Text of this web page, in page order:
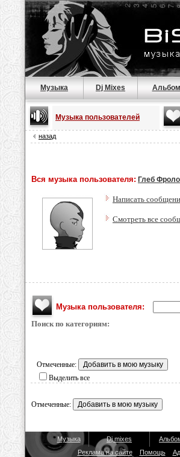
Музыка Dj Mixes
Музыка пользователей
назад
Вся музыка пользователя: Глеб
Написать
Смотреть все
Музыка пользователя:
Поиск по категориям:
Отмеченные:
Выделить все
Отмеченные:
Музыка Dj mixes
Реклама на сайте
Помощь